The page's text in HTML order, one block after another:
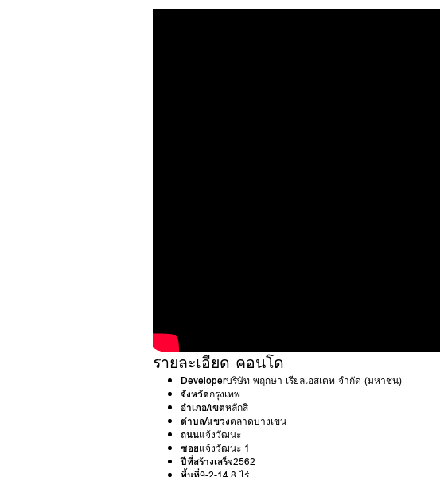
รายละเอียด คอนโด
Developerบริษัท พฤกษา เรียลเอสเตท จำกัด (มหาชน)
จังหวัดกรุงเทพ
อำเภอ/เขตหลักสี่
ตำบล/แขวงตลาดบางเขน
ถนนแจ้งวัฒนะ
ซอยแจ้งวัฒนะ 1
ปีที่สร้างเสร็จ2562